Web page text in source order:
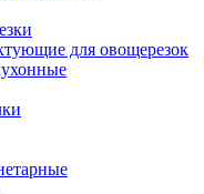
для овощерезок